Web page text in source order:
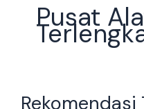
Pusat
Toko